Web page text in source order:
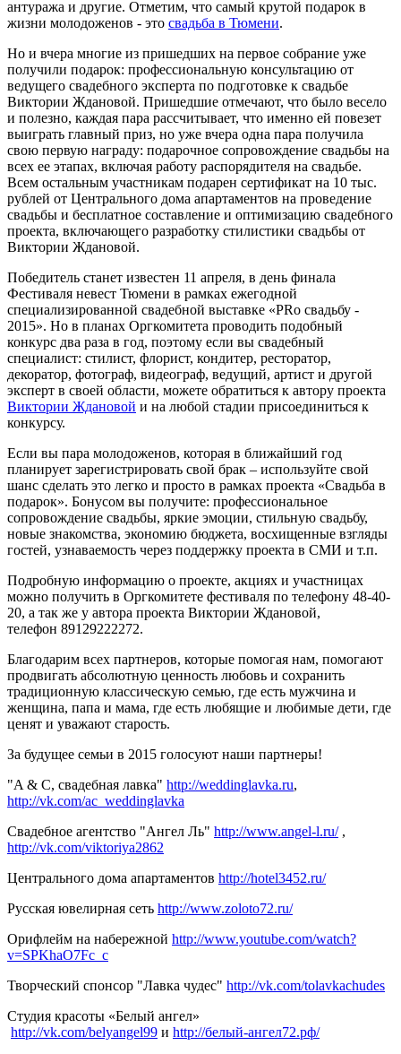
антуража и другие. Отметим, что самый крутой подарок в
жизни молодоженов - это свадьба в Тюмени.
Но и вчера многие из пришедших на первое собрание уже
получили подарок: профессиональную консультацию от
ведущего свадебного эксперта по подготовке к свадьбе
Виктории Ждановой. Пришедшие отмечают, что было весело
и полезно, каждая пара рассчитывает, что именно ей повезет
выиграть главный приз, но уже вчера одна пара получила
свою первую награду: подарочное сопровождение свадьбы на
всех ее этапах, включая работу распорядителя на свадьбе.
Всем остальным участникам подарен сертификат на 10 тыс.
рублей от Центрального дома апартаментов на проведение
свадьбы и бесплатное составление и оптимизацию свадебного
проекта, включающего разработку стилистики свадьбы от
Виктории Ждановой.
Победитель станет известен 11 апреля, в день финала
Фестиваля невест Тюмени в рамках ежегодной
специализированной свадебной выставке «PRо свадьбу -
2015». Но в планах Оргкомитета проводить подобный
конкурс два раза в год, поэтому если вы свадебный
специалист: стилист, флорист, кондитер, ресторатор,
декоратор, фотограф, видеограф, ведущий, артист и другой
эксперт в своей области, можете обратиться к автору проекта
Виктории Ждановой и на любой стадии присоединиться к
конкурсу.
Если вы пара молодоженов, которая в ближайший год
планирует зарегистрировать свой брак – используйте свой
шанс сделать это легко и просто в рамках проекта «Свадьба в
подарок». Бонусом вы получите: профессиональное
сопровождение свадьбы, яркие эмоции, стильную свадьбу,
новые знакомства, экономию бюджета, восхищенные взгляды
гостей, узнаваемость через поддержку проекта в СМИ и т.п.
Подробную информацию о проекте, акциях и участницах
можно получить в Оргкомитете фестиваля по телефону 48-40-
20, а так же у автора проекта Виктории Ждановой,
телефон 89129222272.
Благодарим всех партнеров, которые помогая нам, помогают
продвигать абсолютную ценность любовь и сохранить
традиционную классическую семью, где есть мужчина и
женщина, папа и мама, где есть любящие и любимые дети, где
ценят и уважают старость.
За будущее семьи в 2015 голосуют наши партнеры!
"A & C, свадебная лавка" http://weddinglavka.ru,
http://vk.com/ac_weddinglavka
Свадебное агентство "Ангел Ль" http://www.angel-l.ru/,
http://vk.com/viktoriya2862
Центрального дома апартаментов http://hotel3452.ru/
Русская ювелирная сеть http://www.zoloto72.ru/
Орифлейм на набережной http://www.youtube.com/watch?
v=SPKhaO7Fc_c
Творческий спонсор "Лавка чудес" http://vk.com/tolavkachudes
Студия красоты «Белый ангел»
http://vk.com/belyangel99 и http://белый-ангел72.рф/